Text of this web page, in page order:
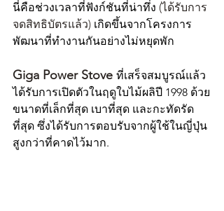
นี่คือช่วงเวลาที่ฟังก์ชันที่น่าทึ่ง (ได้รับการ
จดสิทธิบัตรแล้ว) เกิดขึ้นจากโครงการ
พัฒนาที่ทำงานกันอย่างไม่หยุดพัก
Giga Power Stove ที่เสร็จสมบูรณ์แล้ว
ได้รับการเปิดตัวในฤดูใบไม้ผลิปี 1998 ด้วย
ขนาดที่เล็กที่สุด เบาที่สุด และกะทัดรัด
ที่สุด ซึ่งได้รับการตอบรับจากผู้ใช้ในญี่ปุ่น
สูงกว่าที่คาดไว้มาก.